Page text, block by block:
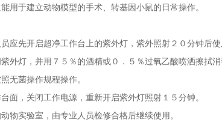
用于建立动物模型的手术、转基因小鼠的日常操作。
应先开启超净工作台上的紫外灯，紫外照射２０分钟后使
外灯，并用７５％的酒精或０．５％过氧乙酸喷洒擦拭消
无菌操作规程操作。
面，关闭工作电源，重新开启紫外灯照射１５分钟。
物实验室，由专业人员检修合格后继续使用。